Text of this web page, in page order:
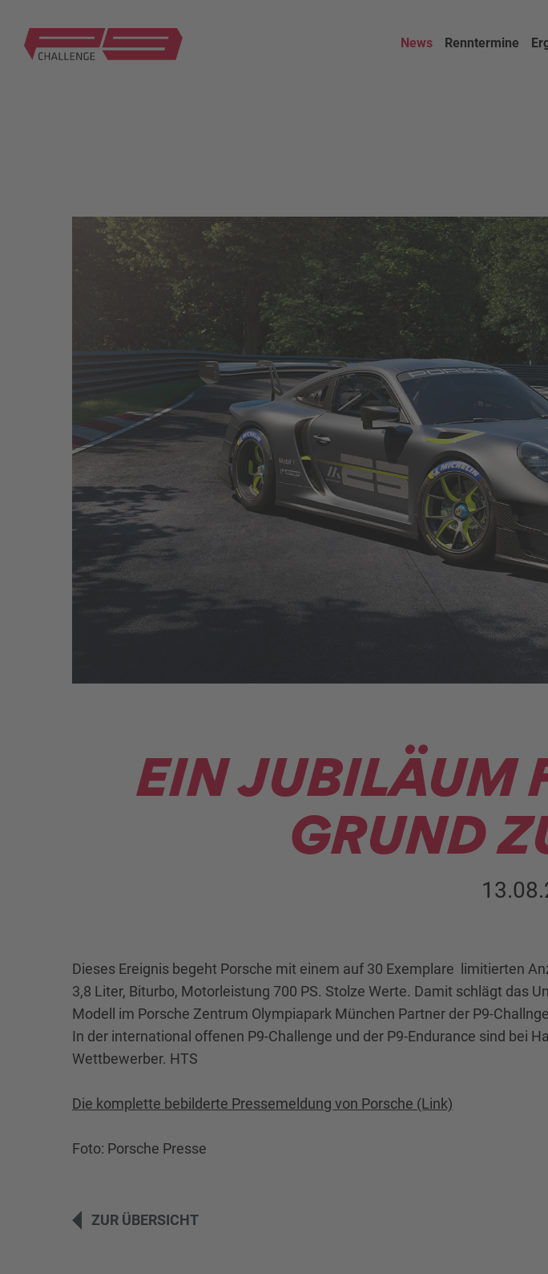
News Renntermine
EIN JUBILÄUM
GRUND
Dieses Ereignis begeht Porsche mit einem auf 30 Exemplare limitierten
3,8 Liter, Biturbo, Motorleistung 700 PS. Stolze Werte. Damit schlägt das
Modell im Porsche Zentrum Olympiapark München Partner der P9-
In der international offenen P9-Challenge und der P9-Endurance sind bei
Wettbewerber. HTS
Die komplette bebilderte Pressemeldung von Porsche (Link)
Foto: Porsche Presse
ZUR ÜBERSICHT